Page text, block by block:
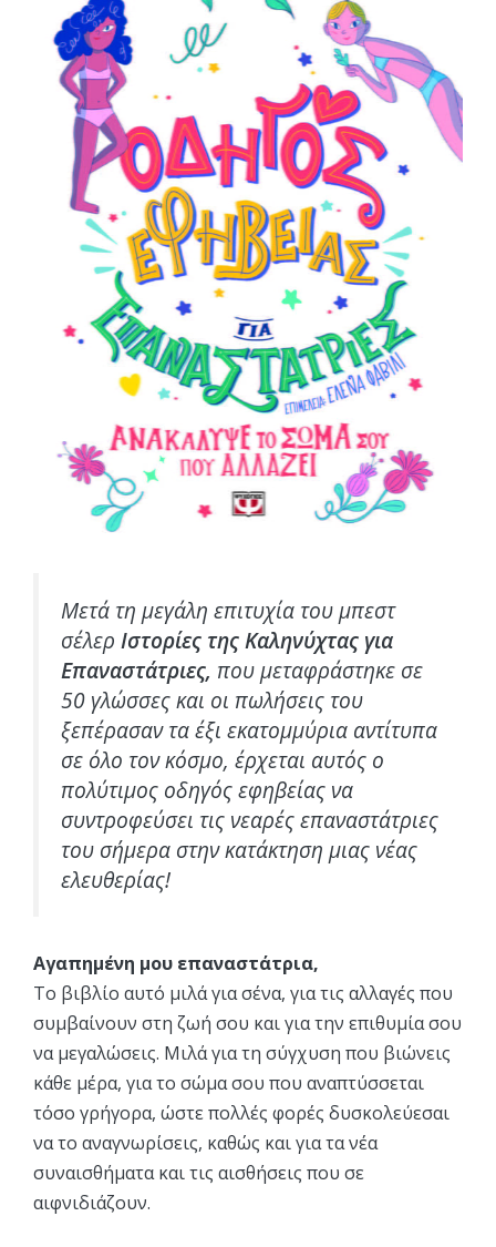
Μετά τη μεγάλη επιτυχία του μπεστ
σέλερ Ιστορίες της Καληνύχτας για
Επαναστάτριες, που μεταφράστηκε σε
50 γλώσσες και οι πωλήσεις του
ξεπέρασαν τα έξι εκατομμύρια αντίτυπα
σε όλο τον κόσμο, έρχεται αυτός ο
πολύτιμος οδηγός εφηβείας να
συντροφεύσει τις νεαρές επαναστάτριες
του σήμερα στην κατάκτηση μιας νέας
ελευθερίας!
Αγαπημένη μου επαναστάτρια,
Το βιβλίο αυτό μιλά για σένα, για τις αλλαγές που
συμβαίνουν στη ζωή σου και για την επιθυμία σου
να μεγαλώσεις. Μιλά για τη σύγχυση που βιώνεις
κάθε μέρα, για το σώμα σου που αναπτύσσεται
τόσο γρήγορα, ώστε πολλές φορές δυσκολεύεσαι
να το αναγνωρίσεις, καθώς και για τα νέα
συναισθήματα και τις αισθήσεις που σε
αιφνιδιάζουν.